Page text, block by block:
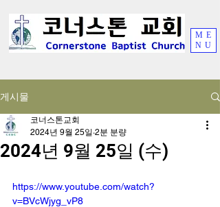
ME
NU
게시물
2024년 9월 25일 (수)
코너스톤교회
2024년 9월 25일 2분 분량
https://www.youtube.com/watch?
v=BVcWjyg_vP8